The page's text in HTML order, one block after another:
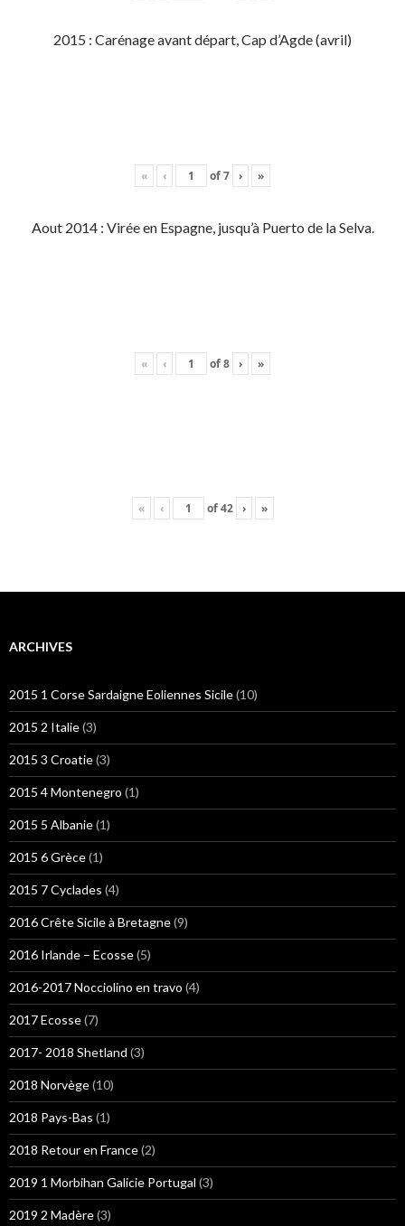
2015 : Carénage avant départ, Cap d’Agde (avril)
« ‹ of7 › »
Aout 2014 : Virée en Espagne, jusqu’à Puerto de la Selva.
« ‹ of8 › »
« ‹ of42 › »
ARCHIVES
2015 1 Corse Sardaigne Eoliennes Sicile(10)
2015 2 Italie(3)
2015 3 Croatie(3)
2015 4 Montenegro (1)
2015 5 Albanie(1)
2015 6 Grèce(1)
2015 7 Cyclades (4)
2016 Crête Sicile à Bretagne(9)
2016 Irlande – Ecosse(5)
2016-2017 Nocciolino en travo (4)
2017 Ecosse(7)
2017- 2018 Shetland (3)
2018 Norvège(10)
2018 Pays-Bas (1)
2018 Retour en France(2)
2019 1 Morbihan Galicie Portugal (3)
2019 2 Madère(3)